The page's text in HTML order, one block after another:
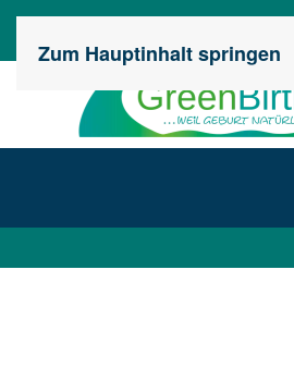
Zum Hauptinhalt springen